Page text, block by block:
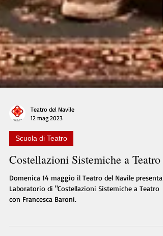
12 mag 2023
Scuola di Teatro
Costellazioni Sistemiche a Teatro
Domenica 14 maggio il Teatro del Navile presenta
Laboratorio di "Costellazioni Sistemiche a Teatro